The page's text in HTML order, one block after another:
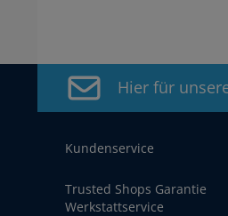
Hier für
Kundenservice
Trusted Shops Garantie
Werkstattservice